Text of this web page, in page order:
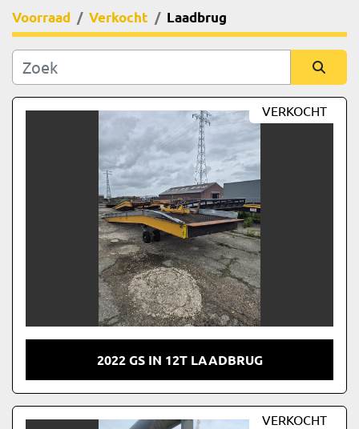
Categorie
Fabrikant
Voorraad Verkocht Laadbrug
Sorteren op VERKOCHT
2022 GS IN 12T LAADBRUG
VERKOCHT